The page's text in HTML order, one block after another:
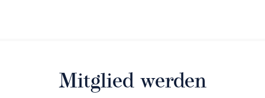
Mitglied werden